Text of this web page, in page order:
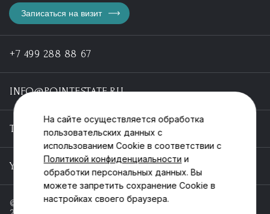
Записаться на визит
+7 499 288 88 67
INFO@POINTESTATE.RU
TELEGRAM
YOUTUBE
© ООО «Пойнт эстейт», ИНН 55546464612,
На сайте осуществляется обработка
пользовательских данных с
использованием Cookie в соответствии с
Политикой конфиденциальности и
обработки персональных данных. Вы
можете запретить сохранение Cookie в
настройках своего браузера.